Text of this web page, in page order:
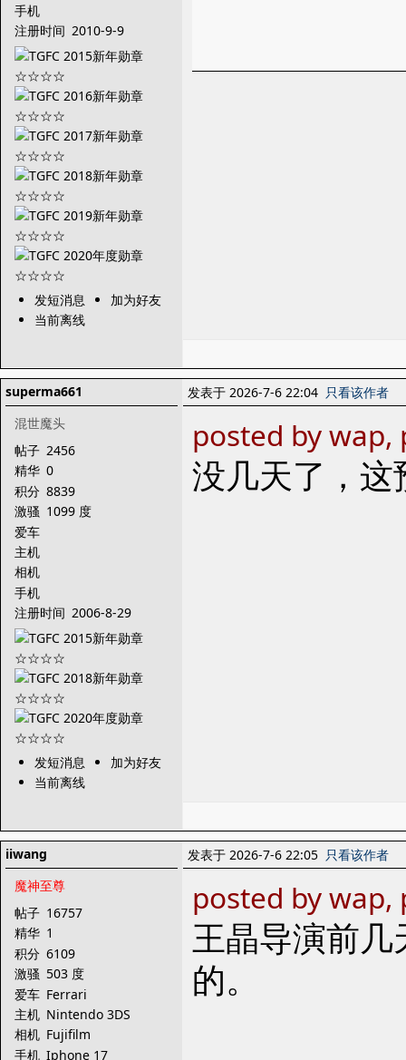
手机
注册时间 2010-9-9
发短消息
加为好友
当前离线
superma661
混世魔头
帖子 2456
精华 0
积分 8839
激骚 1099 度
爱车
主机
相机
手机
注册时间 2006-8-29
发短消息
加为好友
当前离线
发表于 2026-7-6 22:04 只看该作者
posted by
没几天了，
iiwang
魔神至尊
帖子 16757
精华 1
积分 6109
激骚 503 度
爱车 Ferrari
主机 Nintendo 3DS
相机 Fujifilm
手机 Iphone 17
发表于 2026-7-6 22:05 只看该作者
posted by
王晶导演前
的。